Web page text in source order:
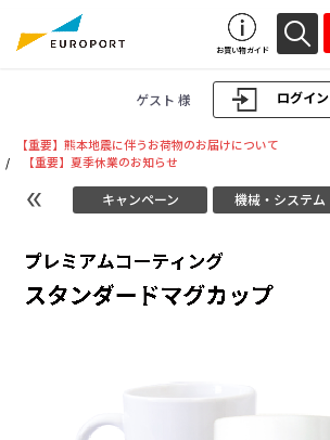
ログイン
ゲスト 様
お買い物ガイド
【重要】熊本地震に伴うお荷物のお届けについて
/
【重要】夏季休業のお知らせ
キャンペーン 機械・システム